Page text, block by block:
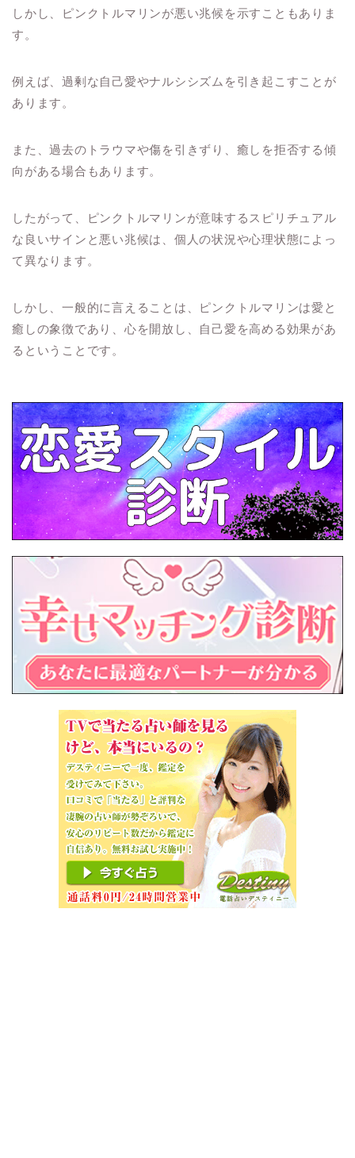
しかし、ピンクトルマリンが悪い兆候を示すこともありま
す。
例えば、過剰な自己愛やナルシシズムを引き起こすことが
あります。
また、過去のトラウマや傷を引きずり、癒しを拒否する傾
向がある場合もあります。
したがって、ピンクトルマリンが意味するスピリチュアル
な良いサインと悪い兆候は、個人の状況や心理状態によっ
て異なります。
しかし、一般的に言えることは、ピンクトルマリンは愛と
癒しの象徴であり、心を開放し、自己愛を高める効果があ
るということです。